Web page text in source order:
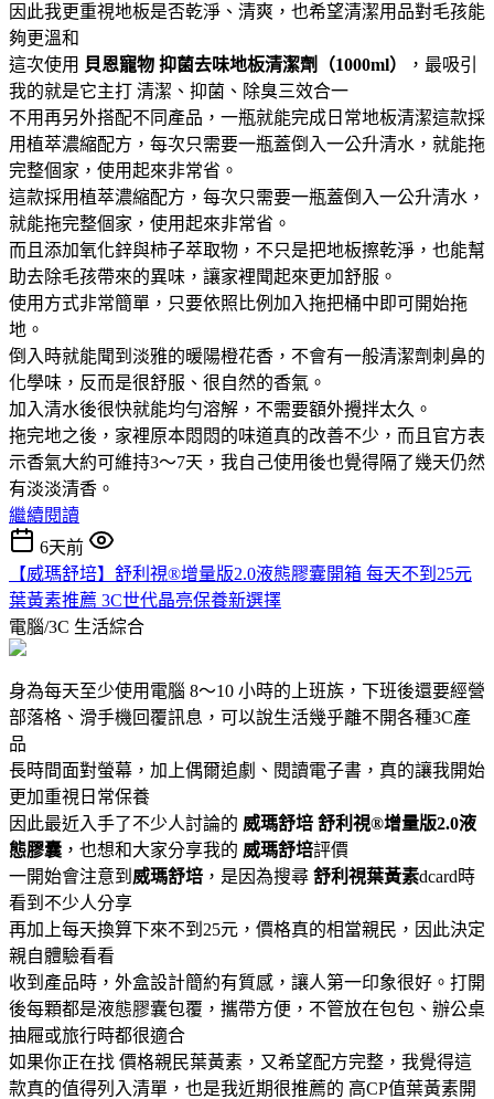
因此我更重視地板是否乾淨、清爽，也希望清潔用品對毛孩能
夠更溫和
這次使用 貝恩寵物 抑菌去味地板清潔劑（1000ml）
，最吸引
我的就是它主打 清潔、抑菌、除臭三效合一
不用再另外搭配不同產品，一瓶就能完成日常地板清潔這款採
用植萃濃縮配方，每次只需要一瓶蓋倒入一公升清水，就能拖
完整個家，使用起來非常省。
這款採用植萃濃縮配方，每次只需要一瓶蓋倒入一公升清水，
就能拖完整個家，使用起來非常省。
而且添加氧化鋅與柿子萃取物，不只是把地板擦乾淨，也能幫
助去除毛孩帶來的異味，讓家裡聞起來更加舒服。
使用方式非常簡單，只要依照比例加入拖把桶中即可開始拖
地。
倒入時就能聞到淡雅的暖陽橙花香，不會有一般清潔劑刺鼻的
化學味，反而是很舒服、很自然的香氣。
加入清水後很快就能均勻溶解，不需要額外攪拌太久。
拖完地之後，家裡原本悶悶的味道真的改善不少，而且官方表
示香氣大約可維持3～7天，我自己使用後也覺得隔了幾天仍然
有淡淡清香。
繼續閱讀
6天前
【威瑪舒培】舒利視®增量版2.0液態膠囊開箱 每天不到25元
葉黃素推薦 3C世代晶亮保養新選擇
電腦/3C 生活綜合
身為每天至少使用電腦 8～10 小時的上班族，下班後還要經營
部落格、滑手機回覆訊息，可以說生活幾乎離不開各種3C產
品
長時間面對螢幕，加上偶爾追劇、閱讀電子書，真的讓我開始
更加重視日常保養
因此最近入手了不少人討論的 威瑪舒培 舒利視®增量版2.0液
態膠囊 ，也想和大家分享我的 威瑪舒培評價
一開始會注意到 威瑪舒培 ，是因為搜尋 舒利視葉黃素dcard時
看到不少人分享
再加上每天換算下來不到25元，價格真的相當親民，因此決定
親自體驗看看
收到產品時，外盒設計簡約有質感，讓人第一印象很好。打開
後每顆都是液態膠囊包覆，攜帶方便，不管放在包包、辦公桌
抽屜或旅行時都很適合
如果你正在找 價格親民葉黃素，又希望配方完整，我覺得這
款真的值得列入清單，也是我近期很推薦的 高CP值葉黃素開